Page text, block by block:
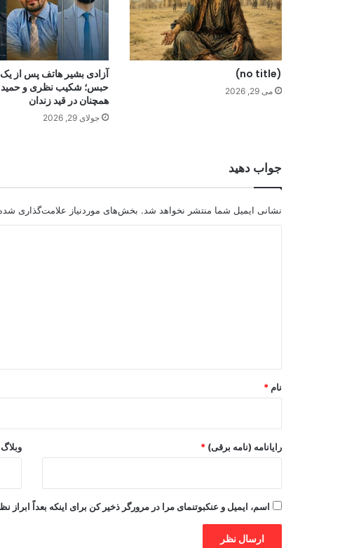
(no title)
می 29, 2026
آزادی بشیر هاتف پس از
حبس؛ شکیب نظری و حمید
همچنان در قید زندان
جولای 29, 2026
جواب دهید
نشانی ایمیل شما منتشر نخواهد شد. بخش‌های موردنیاز علامت‌گذاری
نام *
رایانامه (نامه برقی) * وبلاگ
اسم، ایمیل و عنکبوتنمای مرا در مرورگر ذخیر کن برای اینکه بعداً ابراز